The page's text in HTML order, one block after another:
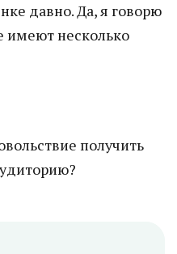
давно. Да, я говорю
имеют несколько
получить